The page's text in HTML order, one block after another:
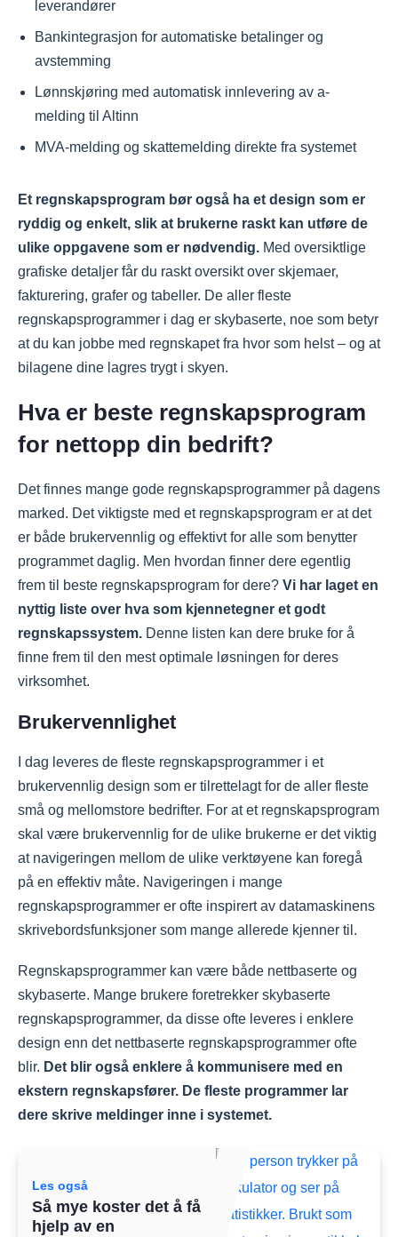
leverandører
Bankintegrasjon for automatiske betalinger og
avstemming
Lønnskjøring med automatisk innlevering av a-
melding til Altinn
MVA-melding og skattemelding direkte fra systemet
Et regnskapsprogram bør også ha et design som er
ryddig og enkelt, slik at brukerne raskt kan utføre de
ulike oppgavene som er nødvendig. Med oversiktlige
grafiske detaljer får du raskt oversikt over skjemaer,
fakturering, grafer og tabeller. De aller fleste
regnskapsprogrammer i dag er skybaserte, noe som betyr
at du kan jobbe med regnskapet fra hvor som helst – og at
bilagene dine lagres trygt i skyen.
Hva er beste regnskapsprogram
for nettopp din bedrift?
Det finnes mange gode regnskapsprogrammer på dagens
marked. Det viktigste med et regnskapsprogram er at det
er både brukervennlig og effektivt for alle som benytter
programmet daglig. Men hvordan finner dere egentlig
frem til beste regnskapsprogram for dere? Vi har laget en
nyttig liste over hva som kjennetegner et godt
regnskapssystem. Denne listen kan dere bruke for å
finne frem til den mest optimale løsningen for deres
virksomhet.
Brukervennlighet
I dag leveres de fleste regnskapsprogrammer i et
brukervennlig design som er tilrettelagt for de aller fleste
små og mellomstore bedrifter. For at et regnskapsprogram
skal være brukervennlig for de ulike brukerne er det viktig
at navigeringen mellom de ulike verktøyene kan foregå
på en effektiv måte. Navigeringen i mange
regnskapsprogrammer er ofte inspirert av datamaskinens
skrivebordsfunksjoner som mange allerede kjenner til.
Regnskapsprogrammer kan være både nettbaserte og
skybaserte. Mange brukere foretrekker skybaserte
regnskapsprogrammer, da disse ofte leveres i enklere
design enn det nettbaserte regnskapsprogrammer ofte
blir. Det blir også enklere å kommunisere med en
ekstern regnskapsfører. De fleste programmer lar
dere skrive meldinger inne i systemet.
Les også
Så mye koster det å få
hjelp av en